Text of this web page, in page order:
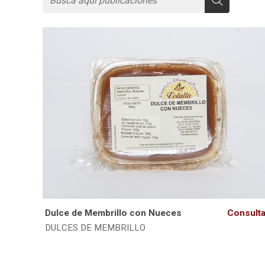
Dulce de Membrillo con Nueces
DULCES DE MEMBRILLO